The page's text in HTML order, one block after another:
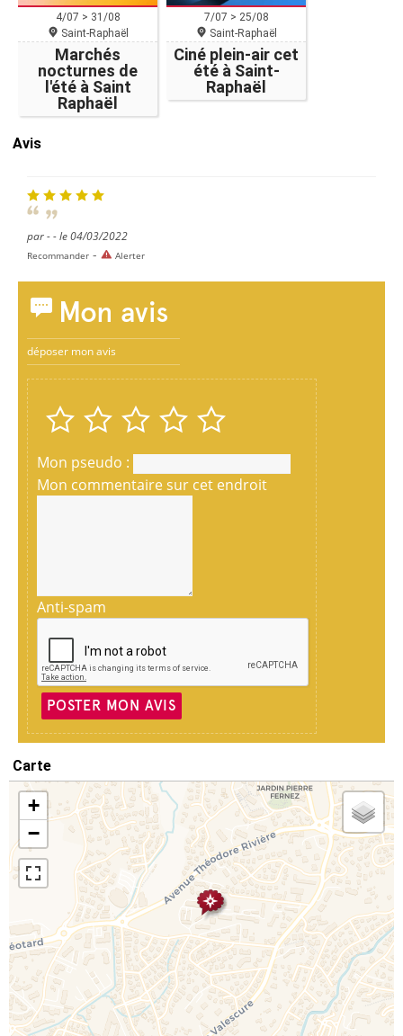
4/07 > 31/08
Saint-Raphaël
Marchés
nocturnes de
l'été à Saint
Raphaël
7/07 > 25/08
Saint-Raphaël
Ciné plein-air cet
été à Saint-
Raphaël
Avis
par - - le 04/03/2022
Recommander - Alerter
Mon avis
déposer mon avis
Mon pseudo :
Mon commentaire sur cet endroit
Anti-spam
POSTER MON AVIS
Carte
+
−